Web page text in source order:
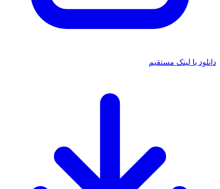
دانلود با لینک مستقیم